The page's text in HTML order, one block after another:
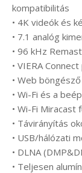
kompatibilitás
• 4K videók és
• 7.1 analóg
• 96 kHz
• VIERA
• Web böngésző
• Wi-Fi és a
• Wi-Fi Miracast
• Távirányítás
• USB/hálózati
• DLNA
• Teljesen